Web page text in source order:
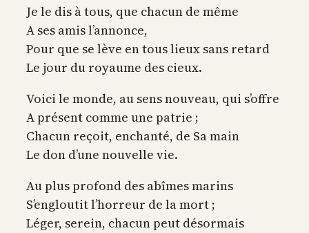
Je le dis à tous, que chacun de même
A ses amis l’annonce,
Pour que se lève en tous lieux sans retard
Le jour du royaume des cieux.
Voici le monde, au sens nouveau, qui s’offre
A présent comme une patrie ;
Chacun reçoit, enchanté, de Sa main
Le don d’une nouvelle vie.
Au plus profond des abîmes marins
S’engloutit l’horreur de la mort ;
Léger, serein, chacun peut désormais